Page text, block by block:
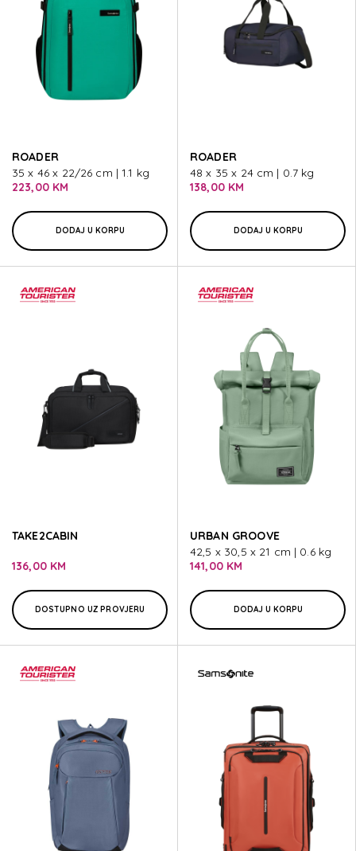
ROADER
35 x 46 x 22/26 cm | 1.1 kg
223,00 KM
DODAJ U KORPU
ROADER
48 x 35 x 24 cm | 0.7 kg
138,00 KM
DODAJ U KORPU
TAKE2CABIN
136,00 KM
DOSTUPNO UZ PROVJERU
URBAN GROOVE
42,5 x 30,5 x 21 cm | 0.6 kg
141,00 KM
DODAJ U KORPU